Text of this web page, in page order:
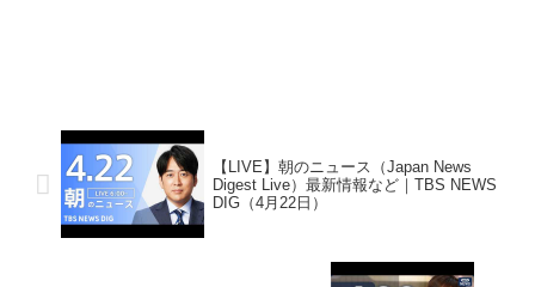
【LIVE】朝のニュース（Japan News
Digest Live）最新情報など｜TBS NEWS
DIG（4月22日）